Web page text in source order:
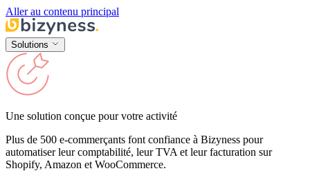
Aller au contenu principal
Solutions
Une solution conçue pour votre activité
Plus de 500 e-commerçants font confiance à Bizyness pour
automatiser leur comptabilité, leur TVA et leur facturation sur
Shopify, Amazon et WooCommerce.